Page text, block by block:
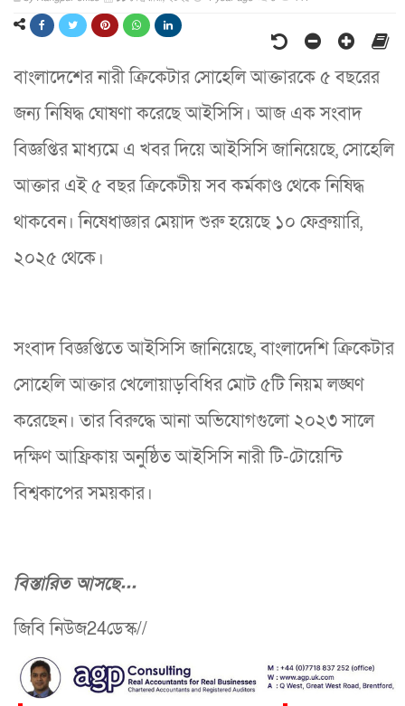
বাংলাদেশের নারী ক্রিকেটার সোহেলি আক্তারকে ৫ বছরের
জন্য নিষিদ্ধ ঘোষণা করেছে আইসিসি। আজ এক সংবাদ
বিজ্ঞপ্তির মাধ্যমে এ খবর দিয়ে আইসিসি জানিয়েছে, সোহেলি
আক্তার এই ৫ বছর ক্রিকেটীয় সব কর্মকাণ্ড থেকে নিষিদ্ধ
থাকবেন। নিষেধাজ্ঞার মেয়াদ শুরু হয়েছে ১০ ফেব্রুয়ারি,
২০২৫ থেকে।
সংবাদ বিজ্ঞপ্তিতে আইসিসি জানিয়েছে, বাংলাদেশি ক্রিকেটার
সোহেলি আক্তার খেলোয়াড়বিধির মোট ৫টি নিয়ম লঙ্ঘণ
করেছেন। তার বিরুদ্ধে আনা অভিযোগগুলো ২০২৩ সালে
দক্ষিণ আফ্রিকায় অনুষ্ঠিত আইসিসি নারী টি-টোয়েন্টি
বিশ্বকাপের সময়কার।
বিস্তারিত আসছে...
জিবি নিউজ24ডেস্ক//